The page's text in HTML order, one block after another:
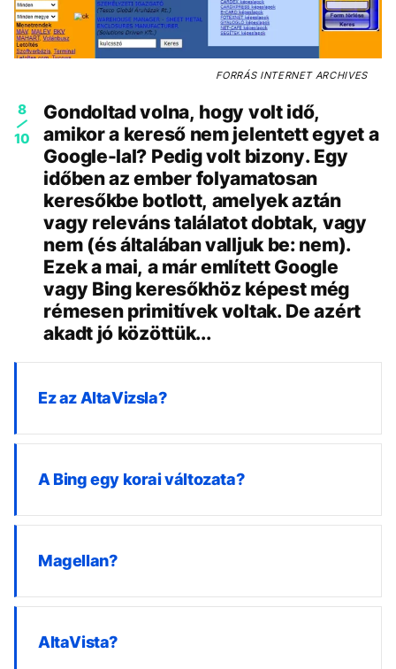
FORRÁSINTERNET ARCHIVES
8
10
Gondoltad volna, hogy volt idő,
amikor a kereső nem jelentett egyet a
Google-lal? Pedig volt bizony. Egy
időben az ember folyamatosan
keresőkbe botlott, amelyek aztán
vagy releváns találatot dobtak, vagy
nem (és általában valljuk be: nem).
Ezek a mai, a már említett Google
vagy Bing keresőkhöz képest még
rémesen primitívek voltak. De azért
akadt jó közöttük...
Ez az AltaVizsla?
A Bing egy korai változata?
Magellan?
AltaVista?